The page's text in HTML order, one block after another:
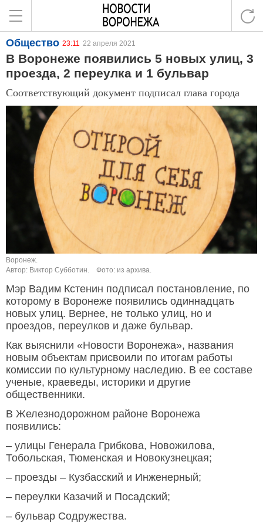
Общество 23:11 22 апреля 2021
В Воронеже появились 5 новых улиц, 3
проезда, 2 переулка и 1 бульвар
Соответствующий документ подписал глава города
Воронеж.
Автор: Виктор Субботин.
Фото: из архива.
Мэр Вадим Кстенин подписал постановление, по
которому в Воронеже появились одиннадцать
новых улиц. Вернее, не только улиц, но и
проездов, переулков и даже бульвар.
Как выяснили «Новости Воронежа», названия
новым объектам присвоили по итогам работы
комиссии по культурному наследию. В ее составе
ученые, краеведы, историки и другие
общественники.
В Железнодорожном районе Воронежа
появились:
– улицы Генерала Грибкова, Новожилова,
Тобольская, Тюменская и Новокузнецкая;
– проезды – Кузбасский и Инженерный;
– переулки Казачий и Посадский;
– бульвар Содружества.